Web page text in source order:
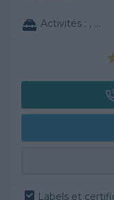
Activités : , ...
Labels et